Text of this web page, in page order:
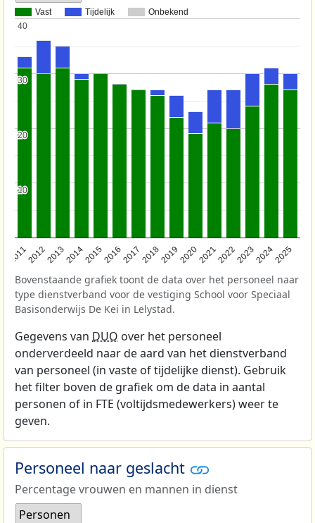
Vast Tijdelijk Onbekend
201120122013201420152016201720182019202020212022202320242025
10
10
20
20
30
30
40
40
Bovenstaande grafiek toont de data over het personeel naar
type dienstverband voor de vestiging School voor Speciaal
Basisonderwijs De Kei in Lelystad.
Gegevens van DUO over het personeel
onderverdeeld naar de aard van het dienstverband
van personeel (in vaste of tijdelijke dienst). Gebruik
het filter boven de grafiek om de data in aantal
personen of in FTE (voltijdsmedewerkers) weer te
geven.
Personeel naar geslacht
Percentage vrouwen en mannen in dienst
Personen